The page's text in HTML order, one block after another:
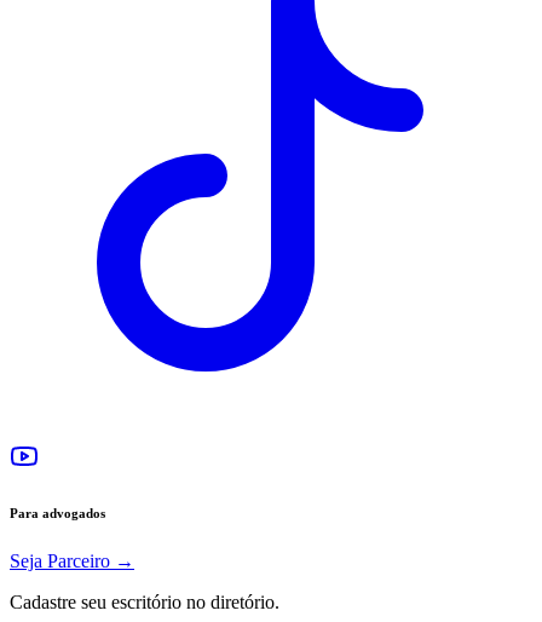
Para advogados
Seja Parceiro →
Cadastre seu escritório no diretório.